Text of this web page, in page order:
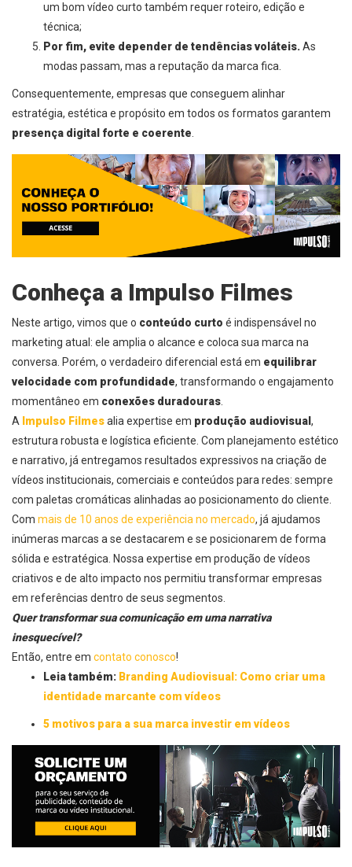
um bom vídeo curto também requer roteiro, edição e
técnica;
Por fim, evite depender de tendências voláteis.As
modas passam, mas a reputação da marca fica.
Consequentemente, empresas que conseguem alinhar
estratégia, estética e propósito em todos os formatos garantem
presença digital forte e coerente.
Conheça a Impulso Filmes
Neste artigo, vimos que o conteúdo curto é indispensável no
marketing atual: ele amplia o alcance e coloca sua marca na
conversa. Porém, o verdadeiro diferencial está em equilibrar
velocidade com profundidade, transformando o engajamento
momentâneo em conexões duradouras
A Impulso Filmesalia expertise em produção audiovisual,
estrutura robusta e logística eficiente. Com planejamento estético
e narrativo, já entregamos resultados expressivos na criação de
vídeos institucionais, comerciais e conteúdos para redes: sempre
com paletas cromáticas alinhadas ao posicionamento do cliente.
Com mais de 10 anos de experiência no mercado, já ajudamos
inúmeras marcas a se destacarem e se posicionarem de forma
sólida e estratégica. Nossa expertise em produção de vídeos
criativos e de alto impacto nos permitiu transformar empresas
em referências dentro de seus segmentos.
Quer transformar sua comunicação em uma narrativa
inesquecível?
Então, entre em contato conosco!
Leia também: Branding Audiovisual: Como criar uma
identidade marcante com vídeos
5 motivos para a sua marca investir em vídeos